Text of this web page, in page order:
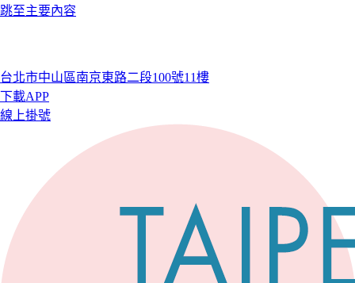
跳至主要內容
台北市中山區南京東路二段100號11樓
下載APP
線上掛號